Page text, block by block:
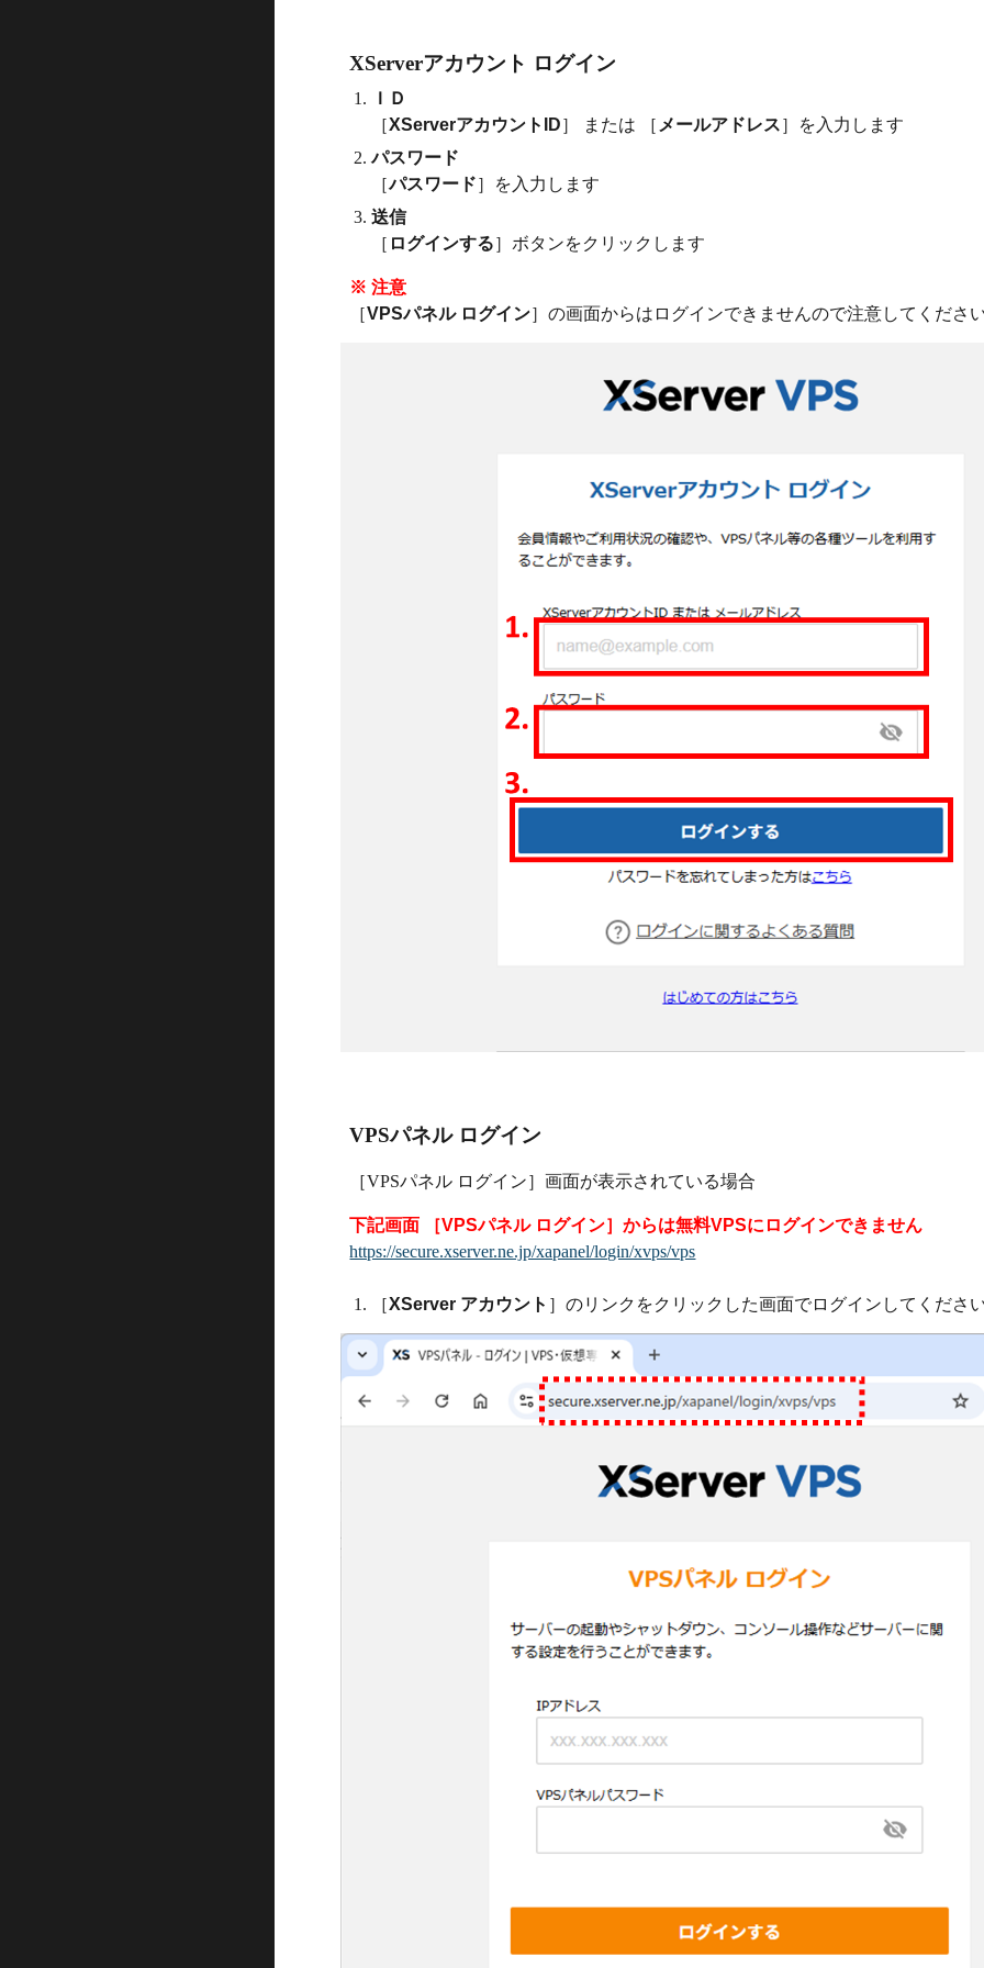
XServerアカウント ログイン
ＩＤ
［XServerアカウントID］ または ［ メールアドレス］を入力します
パスワード
［パスワード］を入力します
送信
［ ログインする］ボタンをクリックします
※ 注意
［VPSパネル ログイン］の画面からはログインできませんので注意してくださ
VPSパネル ログイン
［VPSパネル ログイン］画面が表示されている場合
下記画面 ［VPSパネル ログイン］からは無料VPSにログインできません
https://secure.xserver.ne.jp/xapanel/login/xvps/vps
［XServer アカウント ］のリンクをクリックした画面でログインしてくださ